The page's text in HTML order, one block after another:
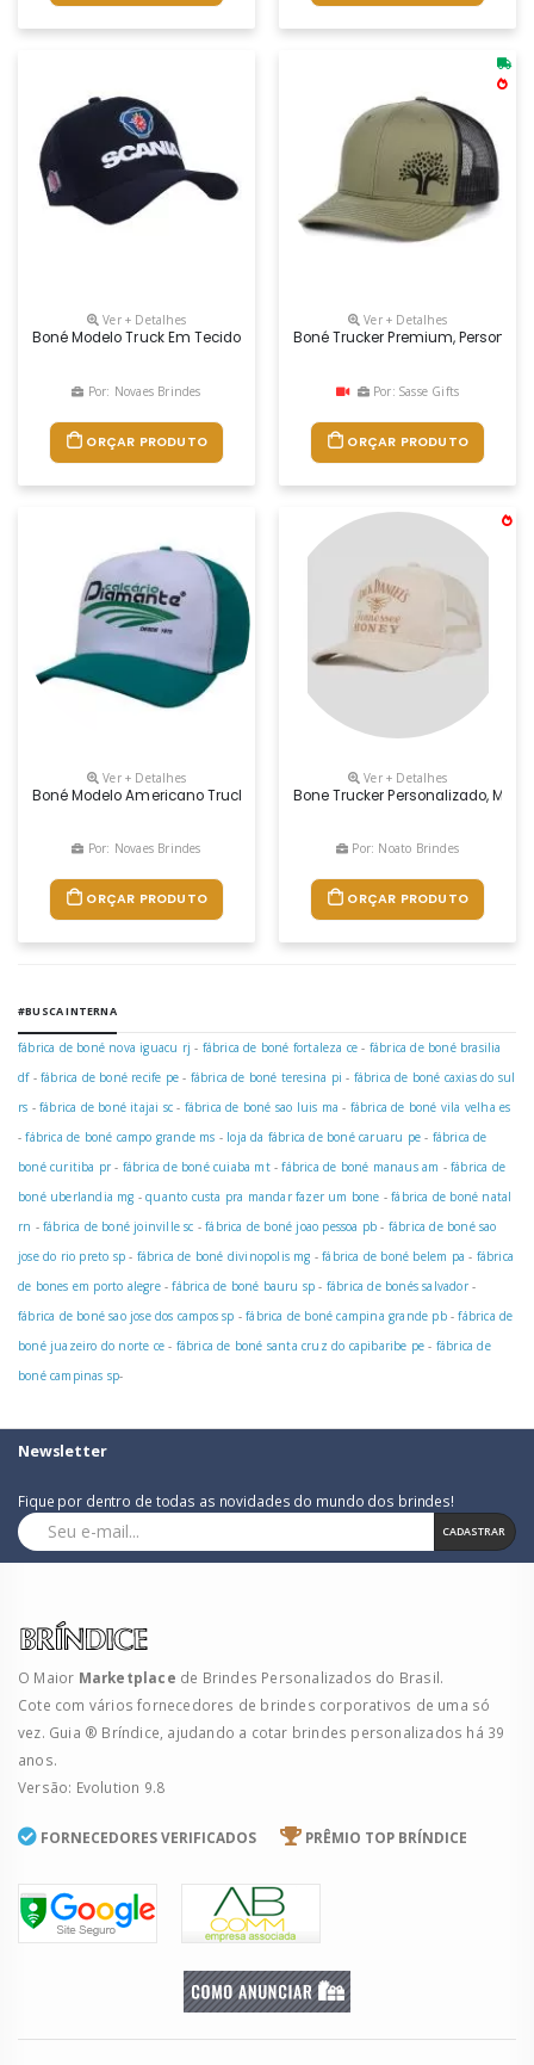
Ver + Detalhes
Boné Modelo Truck Em Tecido Brim E Regulador Na Nuca De Velcro Ou
Por: Novaes Brindes
ORÇAR PRODUTO
Ver + Detalhes
Boné Trucker Premium,
Por: Sasse Gifts
ORÇAR PRODUTO
Ver + Detalhes
Boné Modelo Americano Truck Ema De Velcro E Logotipo Silcado.
Por: Novaes Brindes
ORÇAR PRODUTO
Ver + Detalhes
Bone Trucker Personalizado,
Por: Noato Brindes
ORÇAR PRODUTO
#BUSCA INTERNA
fábrica de boné nova iguacu rj - fábrica de boné fortaleza ce - fábrica de boné brasilia
df-fábrica de boné recife pe - fábrica de boné teresina pi - fábrica de boné caxias do sul
rs -fábrica de boné itajai sc - fábrica de boné sao luis ma - fábrica de boné vila velha es
-fábrica de boné campo grande ms - loja da fábrica de boné caruaru pe - fábrica de
boné curitiba pr - fábrica de boné cuiaba mt-fábrica de boné manaus am -fábrica de
boné uberlandia mg -quanto custa pra mandar fazer um bone -fábrica de boné natal
rn -fábrica de boné joinville sc -fábrica de boné joao pessoa pb - fábrica de boné sao
jose do rio preto sp - fábrica de boné divinopolis mg -fábrica de boné belem pa - fábrica
de bones em porto alegre-fábrica de boné bauru sp - fábrica de bonés salvador-
fábrica de boné sao jose dos campos sp -fábrica de boné campina grande pb-fábrica de
boné juazeiro do norte ce - fábrica de boné santa cruz do capibaribe pe - fábrica de
boné campinas sp-
Newsletter
Fique por dentro de todas as novidades do mundo dos brindes!
CADASTRAR
O Maior Marketplace de Brindes Personalizados do Brasil.
Cote com vários fornecedores de brindes corporativos de uma só
vez. Guia ® Bríndice, ajudando a cotar brindes personalizados há 39
anos.
Versão: Evolution 9.8
FORNECEDORES VERIFICADOS PRÊMIO TOP BRÍNDICE